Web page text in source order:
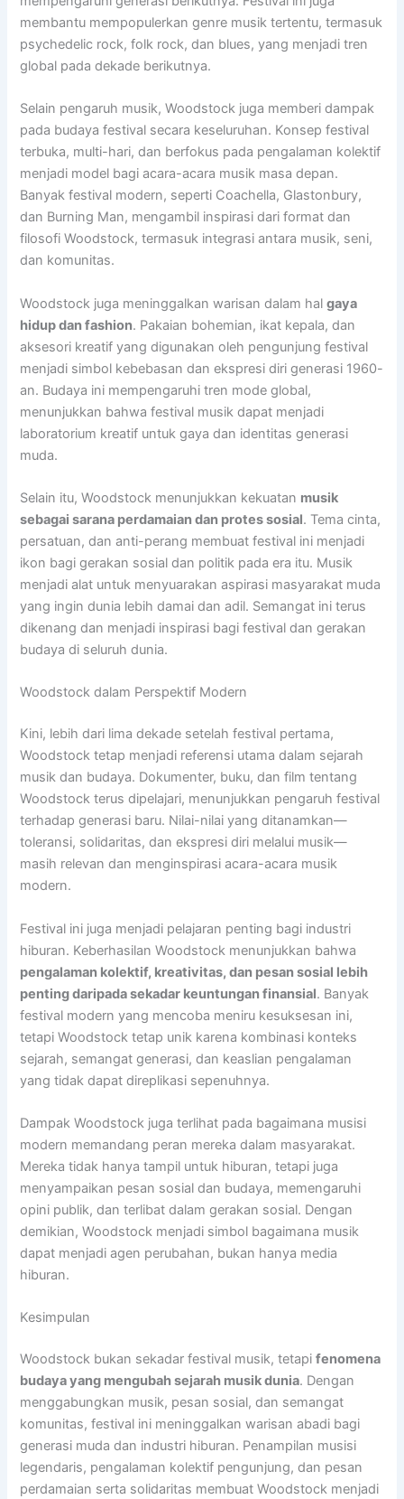
membantu mempopulerkan genre musik tertentu, termasuk
psychedelic rock, folk rock, dan blues, yang menjadi tren
global pada dekade berikutnya.
Selain pengaruh musik, Woodstock juga memberi dampak
pada budaya festival secara keseluruhan. Konsep festival
terbuka, multi-hari, dan berfokus pada pengalaman kolektif
menjadi model bagi acara-acara musik masa depan.
Banyak festival modern, seperti Coachella, Glastonbury,
dan Burning Man, mengambil inspirasi dari format dan
filosofi Woodstock, termasuk integrasi antara musik, seni,
dan komunitas.
Woodstock juga meninggalkan warisan dalam halgaya
hidup dan fashion. Pakaian bohemian, ikat kepala, dan
aksesori kreatif yang digunakan oleh pengunjung festival
menjadi simbol kebebasan dan ekspresi diri generasi 1960-
an. Budaya ini mempengaruhi tren mode global,
menunjukkan bahwa festival musik dapat menjadi
laboratorium kreatif untuk gaya dan identitas generasi
muda.
Selain itu, Woodstock menunjukkan kekuatan musik
sebagai sarana perdamaian dan protes sosial. Tema cinta,
persatuan, dan anti-perang membuat festival ini menjadi
ikon bagi gerakan sosial dan politik pada era itu. Musik
menjadi alat untuk menyuarakan aspirasi masyarakat muda
yang ingin dunia lebih damai dan adil. Semangat ini terus
dikenang dan menjadi inspirasi bagi festival dan gerakan
budaya di seluruh dunia.
Woodstock dalam Perspektif Modern
Kini, lebih dari lima dekade setelah festival pertama,
Woodstock tetap menjadi referensi utama dalam sejarah
musik dan budaya. Dokumenter, buku, dan film tentang
Woodstock terus dipelajari, menunjukkan pengaruh festival
terhadap generasi baru. Nilai-nilai yang ditanamkan—
toleransi, solidaritas, dan ekspresi diri melalui musik—
masih relevan dan menginspirasi acara-acara musik
modern.
Festival ini juga menjadi pelajaran penting bagi industri
hiburan. Keberhasilan Woodstock menunjukkan bahwa
pengalaman kolektif, kreativitas, dan pesan sosial lebih
penting daripada sekadar keuntungan finansial. Banyak
festival modern yang mencoba meniru kesuksesan ini,
tetapi Woodstock tetap unik karena kombinasi konteks
sejarah, semangat generasi, dan keaslian pengalaman
yang tidak dapat direplikasi sepenuhnya.
Dampak Woodstock juga terlihat pada bagaimana musisi
modern memandang peran mereka dalam masyarakat.
Mereka tidak hanya tampil untuk hiburan, tetapi juga
menyampaikan pesan sosial dan budaya, memengaruhi
opini publik, dan terlibat dalam gerakan sosial. Dengan
demikian, Woodstock menjadi simbol bagaimana musik
dapat menjadi agen perubahan, bukan hanya media
hiburan.
Kesimpulan
Woodstock bukan sekadar festival musik, tetapifenomena
budaya yang mengubah sejarah musik dunia. Dengan
menggabungkan musik, pesan sosial, dan semangat
komunitas, festival ini meninggalkan warisan abadi bagi
generasi muda dan industri hiburan. Penampilan musisi
legendaris, pengalaman kolektif pengunjung, dan pesan
perdamaian serta solidaritas membuat Woodstock menjadi